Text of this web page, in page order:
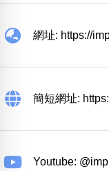
網址: https://
簡短網址:
Youtube: